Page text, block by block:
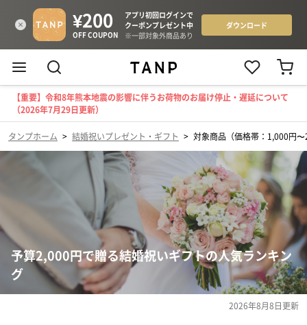
【重要】令和8年熊本地震の影響に伴うお荷物のお届け停止・遅延について
（2026年7月29日更新）
タンプホーム > 結婚祝いプレゼント・ギフト > 対象商品（価格帯：1,000円
予算2,000円で贈る結婚祝いギフトの人気ランキン
グ
2026年8月8日更新